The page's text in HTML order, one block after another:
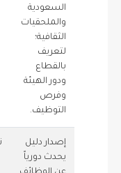
السعودية
والملحقيات
الثقافية؛
لتعريف
بالقطاع
ودور الهيئة
وفرص
التوظيف.
إصدار دليل
يحدث دورياً
نفذ